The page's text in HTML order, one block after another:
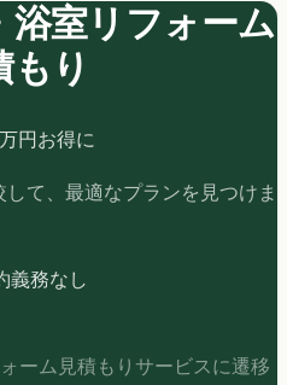
浴室リフォーム
もり
万円お得に
て、最適なプランを見つけま
義務なし
ーム見積もりサービスに遷移